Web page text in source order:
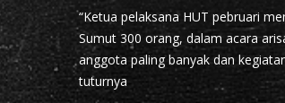
“Ketua pelaksana HUT pebruari
Sumut 300 orang, dalam acara
anggota paling banyak dan
tuturnya